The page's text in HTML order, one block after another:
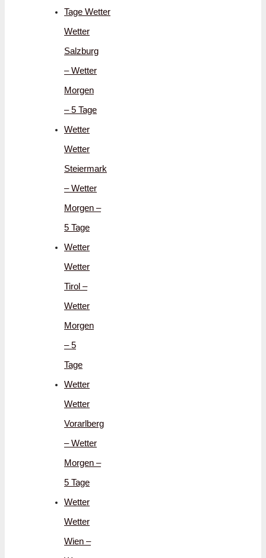
Tage Wetter
Wetter
Salzburg
– Wetter
Morgen
– 5 Tage
Wetter
Wetter
Steiermark
– Wetter
Morgen –
5 Tage
Wetter
Wetter
Tirol –
Wetter
Morgen
– 5
Tage
Wetter
Wetter
Vorarlberg
– Wetter
Morgen –
5 Tage
Wetter
Wetter
Wien –